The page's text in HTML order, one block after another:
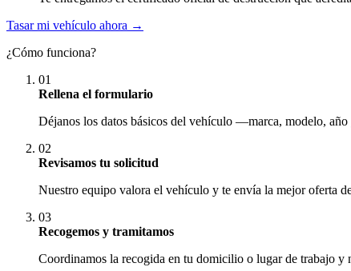
Tasar mi vehículo ahora →
¿Cómo funciona?
01
Rellena el formulario
Déjanos los datos básicos del vehículo —marca, modelo,
02
Revisamos tu solicitud
Nuestro equipo valora el vehículo y te envía la mejor oferta
03
Recogemos y tramitamos
Coordinamos la recogida en tu domicilio o lugar de trabajo y